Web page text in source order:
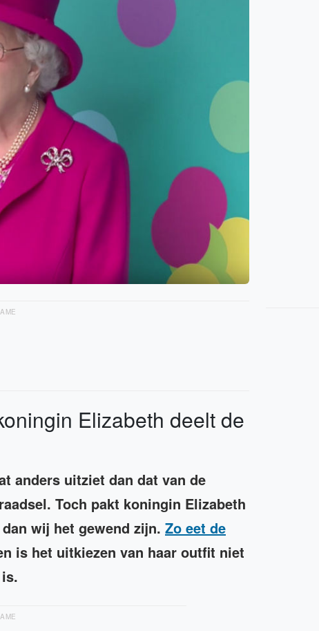
Elizabeth deelt de
anders uitziet dan dat van de
Toch pakt koningin Elizabeth
wij het gewend zijn. Zo eet de
is het uitkiezen van haar outfit niet